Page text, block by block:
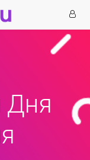
Дня